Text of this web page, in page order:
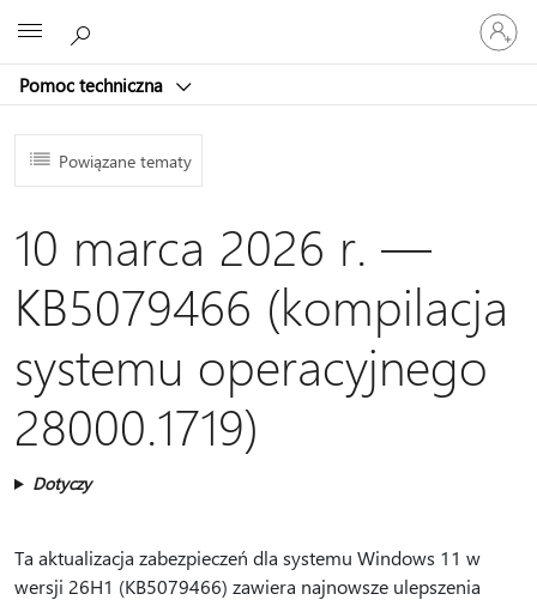
Pomoc techniczna
Zaloguj
się
do
konta
Powiązane tematy
10 marca 2026 r. —
KB5079466 (kompilacja
systemu operacyjnego
28000.1719)
Dotyczy
Ta aktualizacja zabezpieczeń dla systemu Windows 11 w
wersji 26H1 (KB5079466) zawiera najnowsze ulepszenia